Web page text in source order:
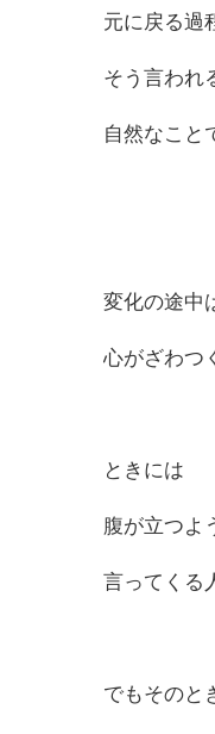
元に戻る過
そう言われ
自然なこと
変化の途中
心がざわつ
ときには
腹が立つよ
言ってくる
でもそのと